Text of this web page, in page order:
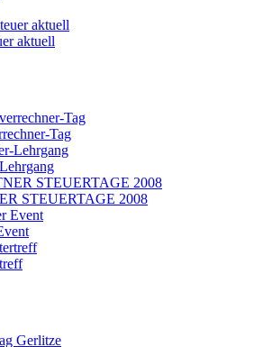
aktuell
Tag
STEUERTAGE 2008